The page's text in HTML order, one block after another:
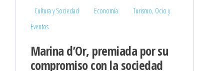
Cultura y Sociedad Economía
Turismo, Ocio y
Eventos
Marina d’Or, premiada por su
compromiso con la sociedad